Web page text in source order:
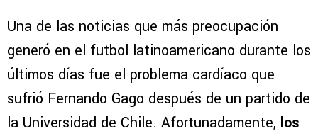
Una de las noticias que más preocupación
generó en el futbol latinoamericano durante los
últimos días fue el problema cardíaco que
sufrió Fernando Gago después de un partido de
la Universidad de Chile. Afortunadamente, los